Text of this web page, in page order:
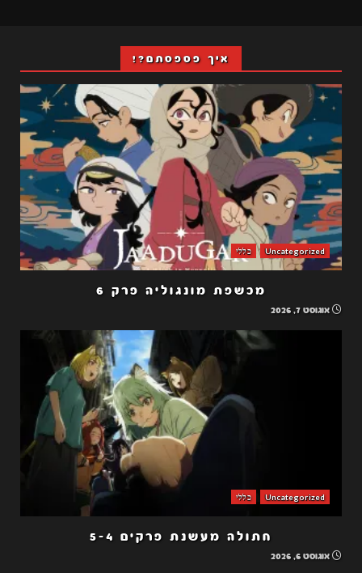
איך פספסתם?!
Uncategorized כללי
מכשפת מונגוליה פרק 6
אוגוסט 7, 2026
Uncategorized כללי
חתולה מעשנת פרקים 5-4
אוגוסט 6, 2026